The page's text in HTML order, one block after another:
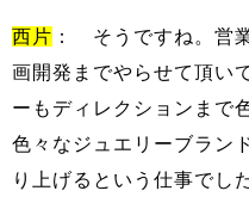
西片 ： そうですね。営
画開発までやらせて頂い
ーもディレクションまで
色々なジュエリーブラン
り上げるという仕事でし